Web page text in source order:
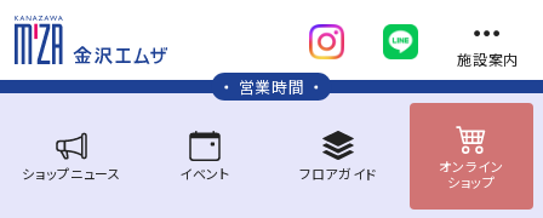
施設案内
営業時間
ショップニュース イベント フロアガイド
オンライン
ショップ